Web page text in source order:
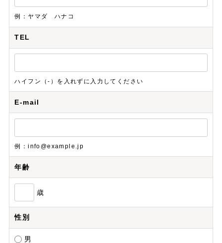
例：ヤマダ ハナコ
TEL
ハイフン（-）を入れずに入力してください
E-mail
例：info@example.jp
年齢
歳
性別
男